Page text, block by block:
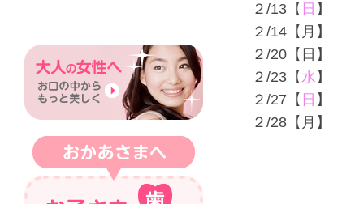
２/13【 日 】
２/14【月】
２/20【日】
２/23【水 】
２/27【 日 】
２/28【月】